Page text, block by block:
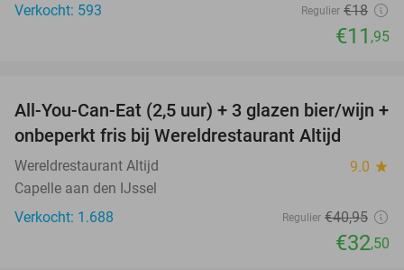
Verkocht: 593
Regulier €18
€11 ,95
21%
All-You-Can-Eat (2,5 uur) + 3 glazen bier/wijn +
onbeperkt fris bij Wereldrestaurant Altijd
Wereldrestaurant Altijd 9.0 star
Capelle aan den IJssel
Verkocht: 1.688
Regulier €40,95
€32,50